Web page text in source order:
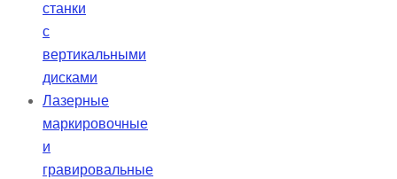
станки
с
вертикальными
дисками
Лазерные
маркировочные
и
гравировальные